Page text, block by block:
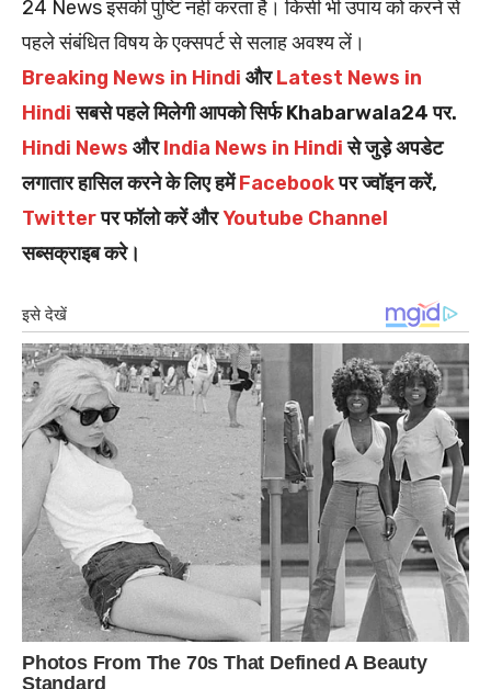
24 News इसकी पुष्टि नहीं करता है। किसी भी उपाय को करने से
पहले संबंधित विषय के एक्सपर्ट से सलाह अवश्य लें।
Breaking News in Hindi औरLatest News in
Hindiसबसे पहले मिलेगी आपको सिर्फ Khabarwala24 पर.
Hindi News औरIndia News in Hindiसे जुड़े अपडेट
लगातार हासिल करने के लिए हमेंFacebookपर ज्वॉइन करें,
Twitterपर फॉलो करें औरYoutube Channel
सब्सक्राइब करे।